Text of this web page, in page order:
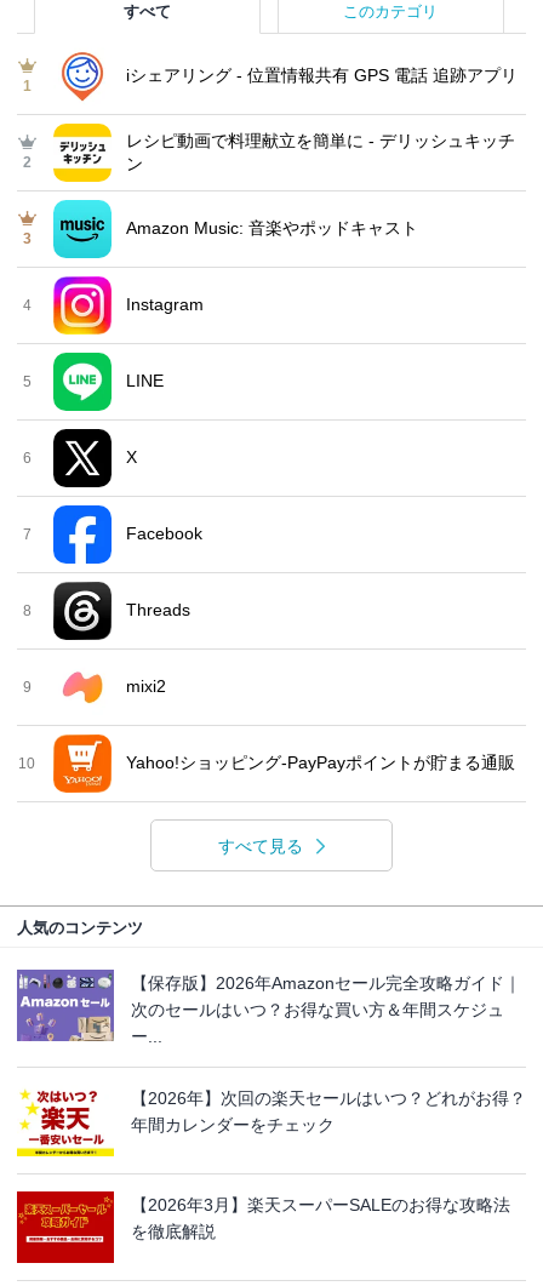
すべて このカテゴリ
1
iシェアリング - 位置情報共有 GPS 電話 追跡アプリ
2
レシピ動画で料理献立を簡単‪に - デリッシュキッチ
ン
3
Amazon Music: 音楽やポッドキャスト
4 Instagram
5 LINE
6 X
7 Facebook
8 Threads
9 mixi2
10 Yahoo!ショッピング-PayPayポイントが貯まる通販
すべて見る
人気のコンテンツ
【保存版】2026年Amazonセール完全攻略ガイド｜
次のセールはいつ？お得な買い方＆年間スケジュ
ー...
【2026年】次回の楽天セールはいつ？どれがお得？
年間カレンダーをチェック
【2026年3月】楽天スーパーSALEのお得な攻略法
を徹底解説